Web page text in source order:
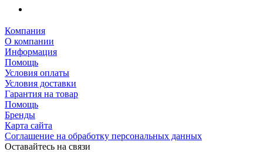
Компания
О компании
Информация
Помощь
Условия оплаты
Условия доставки
Гарантия на товар
Помощь
Бренды
Карта сайта
Соглашение на обработку персональных данных
Оставайтесь на связи